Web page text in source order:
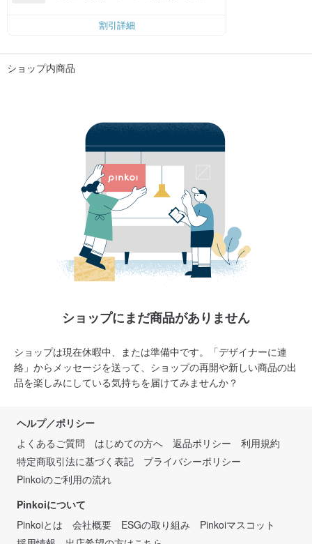
割引詳細
ショップ内商品
ショップにまだ商品がありません
ショップは現在休暇中、または準備中です。「デザイナーに連
絡」からメッセージを送って、ショップの再開や新しい商品の出
品を楽しみにしている気持ちを届けてみませんか？
ヘルプ／ポリシー
よくあるご質問
はじめての方へ 返品ポリシー
利用規約
特定商取引法に基づく表記
プライバシーポリシー
Pinkoiのご利用の流れ
Pinkoiについて
Pinkoiとは
会社概要 ESGの取り組み
Pinkoiマスコット